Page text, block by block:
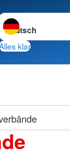
wechseln
klar